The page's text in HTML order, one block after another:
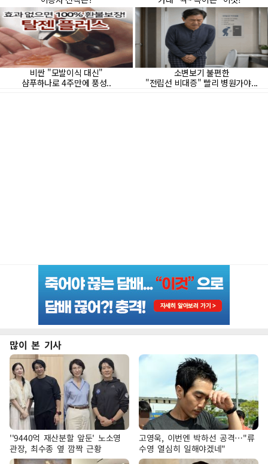
많이 본 기사
''9440억 재산분할 앞둔' 노소영
관장, 최수종 옆 깜짝 근황
고영욱, 이번엔 박하선 공격…"류
수영 열심히 일해야겠네"